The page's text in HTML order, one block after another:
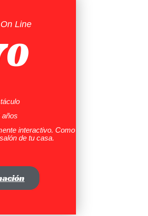
Line
años
interactivo. Como
de tu casa.